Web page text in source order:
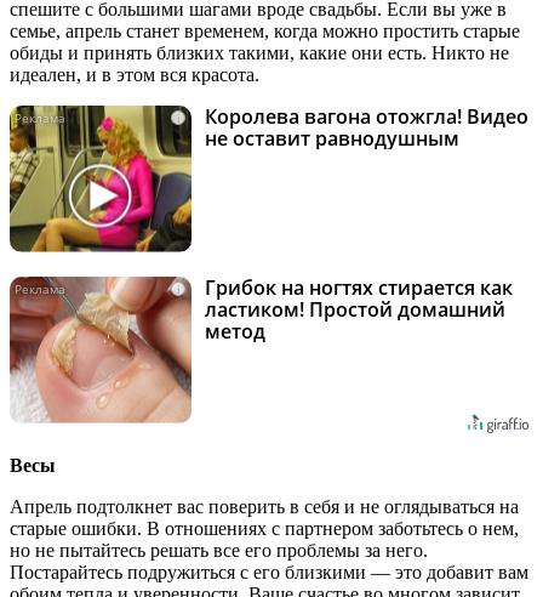
спешите с большими шагами вроде свадьбы. Если вы уже в
семье, апрель станет временем, когда можно простить старые
обиды и принять близких такими, какие они есть. Никто не
идеален, и в этом вся красота.
i
Королева вагона отожгла! Видео
не оставит равнодушным
i
Грибок на ногтях стирается как
ластиком! Простой домашний
метод
Весы
Апрель подтолкнет вас поверить в себя и не оглядываться на
старые ошибки. В отношениях с партнером заботьтесь о нем,
но не пытайтесь решать все его проблемы за него.
Постарайтесь подружиться с его близкими — это добавит вам